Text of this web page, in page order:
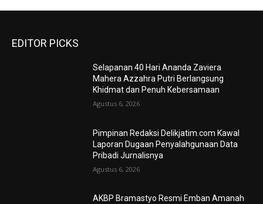
EDITOR PICKS
Selapanan 40 Hari Ananda Zaviera
Mahera Azzahra Putri Berlangsung
Khidmat dan Penuh Kebersamaan
Agustus 6, 2026
Pimpinan Redaksi Delikjatim.com Kawal
Laporan Dugaan Penyalahgunaan Data
Pribadi Jurnalisnya
Agustus 6, 2026
AKBP Bramastyo Resmi Emban Amanah